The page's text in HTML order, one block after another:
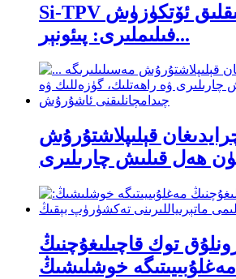
Si-TPV ئىسسىقلىق ئۆتكۈزۈش
فىلىملىرى: پىئونېر...
قېلىپلاشتۇرۇش
توك قاچىلىغۇچنىڭ